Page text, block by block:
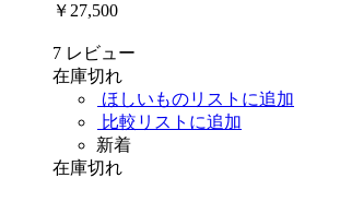
￥27,500
7 レビュー
在庫切れ
ほしいものリストに追加
比較リストに追加
新着
在庫切れ